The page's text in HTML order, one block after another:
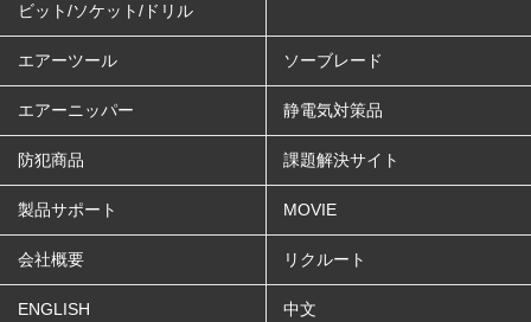
ビット/ソケット/ドリル
エアーツール ソーブレード
エアーニッパー 静電気対策品
防犯商品 課題解決サイト
製品サポート MOVIE
会社概要 リクルート
ENGLISH 中文